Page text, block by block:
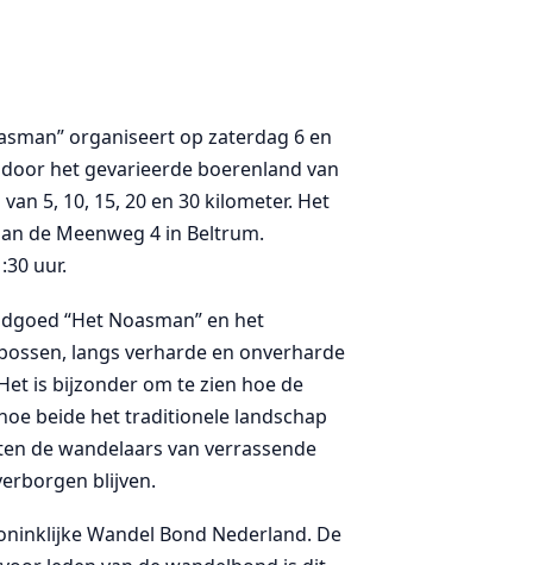
organiseert op zaterdag 6 en
het gevarieerde boerenland van
5, 10, 15, 20 en 30 kilometer. Het
de Meenweg 4 in Beltrum.
uur.
“Het Noasman” en het
langs verharde en onverharde
is bijzonder om te zien hoe de
beide het traditionele landschap
de wandelaars van verrassende
blijven.
Wandel Bond Nederland. De